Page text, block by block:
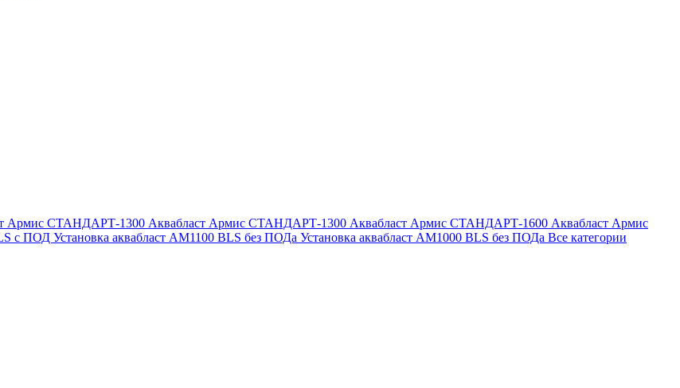
Армис СТАНДАРТ-1300 Аквабласт Армис СТАНДАРТ-1300 Аквабласт Армис СТАНДАРТ-1600 Аквабласт Армис
с ПОД Установка аквабласт AM1100 BLS без ПОДа Установка аквабласт AM1000 BLS без ПОДа Все категории